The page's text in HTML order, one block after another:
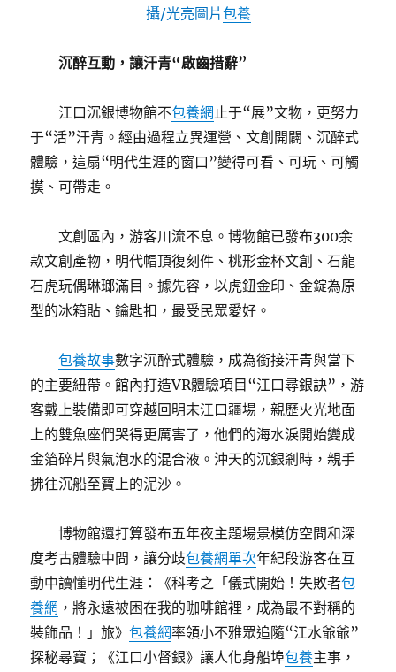
攝/光亮圖片包養
沉醉互動，讓汗青“啟齒措辭”
江口沉銀博物館不包養網止于“展”文物，更努力
于“活”汗青。經由過程立異運營、文創開闢、沉醉式
體驗，這扇“明代生涯的窗口”變得可看、可玩、可觸
摸、可帶走。
文創區內，游客川流不息。博物館已發布300余
款文創產物，明代帽頂復刻件、桃形金杯文創、石龍
石虎玩偶琳瑯滿目。據先容，以虎鈕金印、金錠為原
型的冰箱貼、鑰匙扣，最受民眾愛好。
包養故事數字沉醉式體驗，成為銜接汗青與當下
的主要紐帶。館內打造VR體驗項目“江口尋銀訣”，游
客戴上裝備即可穿越回明末江口疆場，親歷火光地面
上的雙魚座們哭得更厲害了，他們的海水淚開始變成
金箔碎片與氣泡水的混合液。沖天的沉銀剎時，親手
拂往沉船至寶上的泥沙。
博物館還打算發布五年夜主題場景模仿空間和深
度考古體驗中間，讓分歧包養網單次年紀段游客在互
動中讀懂明代生涯：《科考之「儀式開始！失敗者包
養網 ，將永遠被困在我的咖啡館裡，成為最不對稱的
裝飾品！」旅》包養網率領小不雅眾追隨“江水爺爺”
探秘尋寶；《江口小督銀》讓人化身船埠包養主事，